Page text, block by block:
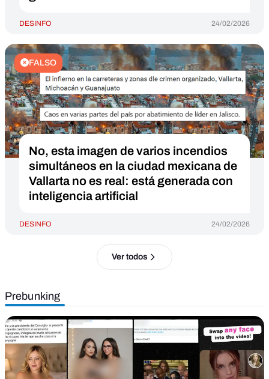
DESINFO 24/02/2026
FALSO
No, esta imagen de varios incendios
simultáneos en la ciudad mexicana de
Vallarta no es real: está generada con
inteligencia artificial
DESINFO 24/02/2026
Ver todos
Prebunking